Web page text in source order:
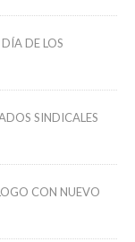
DE LOS
SINDICALES
CON NUEVO